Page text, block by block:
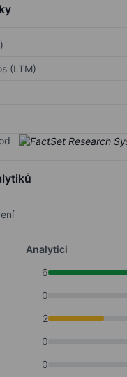
(LTM)
Analytici
6
0
2
0
0